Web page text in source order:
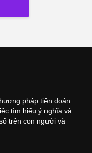
pháp tiên đoán
tìm hiểu ý nghĩa và
trên con người và